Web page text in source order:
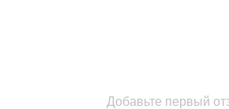
Добавьте первый